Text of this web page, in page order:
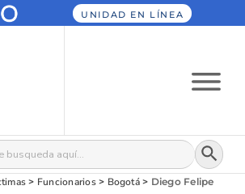
UNIDAD EN LÍNEA
Botón
> Funcionarios> Bogotá> Diego Felipe